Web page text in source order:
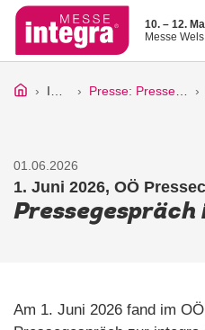
10. – 12.
Messe Wels
Infos Presse: Pressetexte
01.06.2026
1. Juni 2026, OÖ
Am 1. Juni 2026 fand im